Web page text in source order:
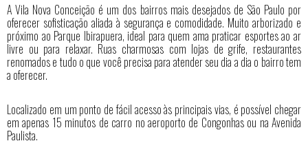
A Vila Nova Conceição é um dos bairros mais desejados de São Paulo por
oferecer sofisticação aliada à segurança e comodidade. Muito arborizado e
próximo ao Parque Ibirapuera, ideal para quem ama praticar esportes ao ar
livre ou para relaxar. Ruas charmosas com lojas de grife, restaurantes
renomados e tudo o que você precisa para atender seu dia a dia o bairro tem
a oferecer.
Localizado em um ponto de fácil acesso às principais vias, é possível chegar
em apenas 15 minutos de carro no aeroporto de Congonhas ou na Avenida
Paulista.